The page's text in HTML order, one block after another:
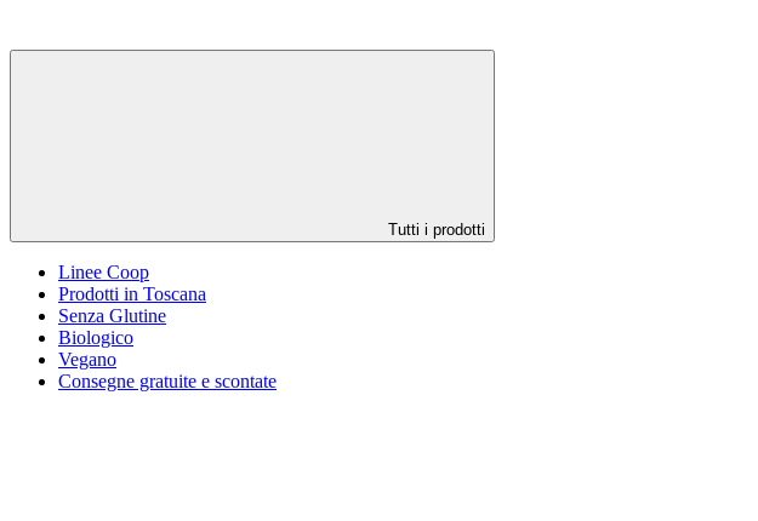
Tutti i prodotti
Linee Coop
Prodotti in Toscana
Senza Glutine
Biologico
Vegano
Consegne gratuite e scontate